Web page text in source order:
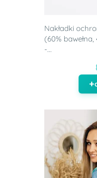
Nakładki
(60%
-...